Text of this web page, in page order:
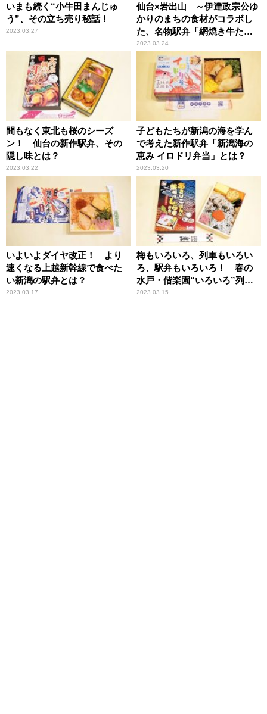
いまも続く“小牛田まんじゅ
う”、その立ち売り秘話！
2023.03.27
仙台×岩出山 ～伊達政宗公ゆ
かりのまちの食材がコラボし
た、名物駅弁「網焼き牛たん
弁当」の味噌味！
2023.03.24
間もなく東北も桜のシーズ
ン！ 仙台の新作駅弁、その
隠し味とは？
2023.03.22
子どもたちが新潟の海を学ん
で考えた新作駅弁「新潟海の
恵み イロドリ弁当」とは？
2023.03.20
いよいよダイヤ改正！ より
速くなる上越新幹線で食べた
い新潟の駅弁とは？
2023.03.17
梅もいろいろ、列車もいろい
ろ、駅弁もいろいろ！ 春の
水戸・偕楽園“いろいろ”列車
旅
2023.03.15